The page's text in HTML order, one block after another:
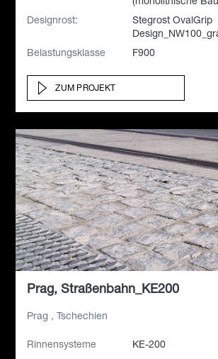
(monolithische
Designrost:
Stegrost OvalGrip
Belastungsklasse
F900
ZUM PROJEKT
Prag, Straßenbahn_KE200
Prag , Tschechien
Rinnensysteme
KE-200